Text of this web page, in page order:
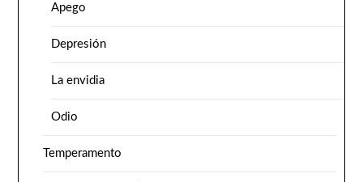
Apego
Depresión
La envidia
Odio
Temperamento